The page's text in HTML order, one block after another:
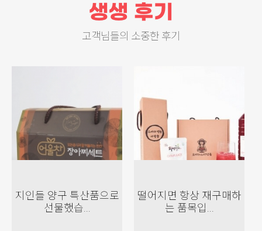
고객님들의 소중한 후기
지인들 양구 특산품으로
선물했습...
떨어지면 항상 재구매하
는 품목입...